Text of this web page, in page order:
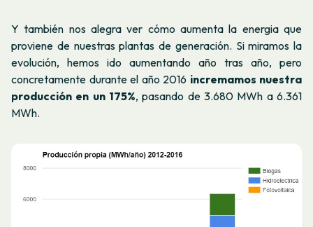
Y también nos alegra ver cómo aumenta la energia que
proviene de nuestras plantas de generación. Si miramos la
evolución, hemos ido aumentando año tras año, pero
concretamente durante el año 2016 incremamos nuestra
producción en un 175%, pasando de 3.680 MWh a 6.361
MWh.